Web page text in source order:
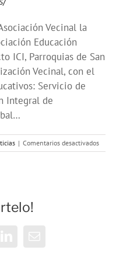
Vecinal la
Educación
ICI, Parroquias de San
Vecinal, con el
Servicio de
Integral de
| Comentarios desactivadosen
Red